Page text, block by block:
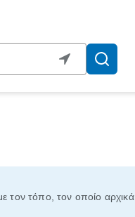
τον τόπο, τον οποίο αρχικά